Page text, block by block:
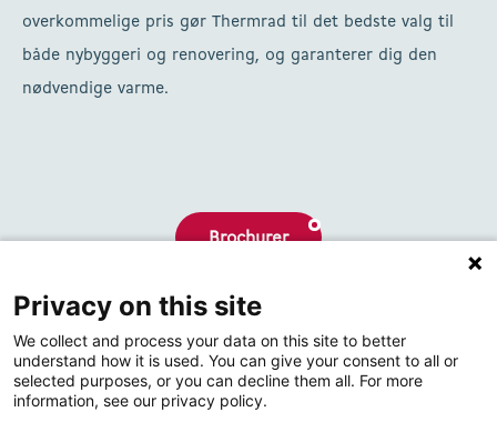
overkommelige pris gør Thermrad til det bedste valg til
både nybyggeri og renovering, og garanterer dig den
nødvendige varme.
Brochurer
Hvem er vi
Kontakt
Privacy on this site
We collect and process your data on this site to better
understand how it is used. You can give your consent to all or
selected purposes, or you can decline them all. For more
information, see our privacy policy.